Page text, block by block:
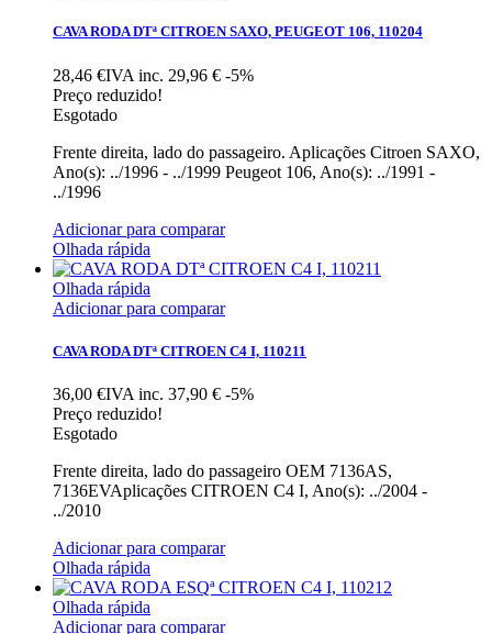
CAVA RODA DTª CITROEN SAXO, PEUGEOT 106, 110204
28,46 €IVA inc. 29,96 € -5%
Preço reduzido!
Esgotado
Frente direita, lado do passageiro. Aplicações Citroen SAXO,
Ano(s): ../1996 - ../1999 Peugeot 106, Ano(s): ../1991 -
../1996
Adicionar para comparar
Olhada rápida
Olhada rápida
Adicionar para comparar
CAVA RODA DTª CITROEN C4 I, 110211
36,00 €IVA inc. 37,90 € -5%
Preço reduzido!
Esgotado
Frente direita, lado do passageiro OEM 7136AS,
7136EVAplicações CITROEN C4 I, Ano(s): ../2004 -
../2010
Adicionar para comparar
Olhada rápida
Olhada rápida
Adicionar para comparar